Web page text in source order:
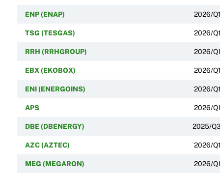
ENP (ENAP) 2026/Q1
TSG (TESGAS) 2026/Q1
RRH (RRHGROUP) 2026/Q1
EBX (EKOBOX) 2026/Q1
ENI (ENERGOINS) 2026/Q1
APS 2026/Q1
DBE (DBENERGY) 2025/
AZC (AZTEC) 2026/Q1
MEG (MEGARON) 2026/Q1